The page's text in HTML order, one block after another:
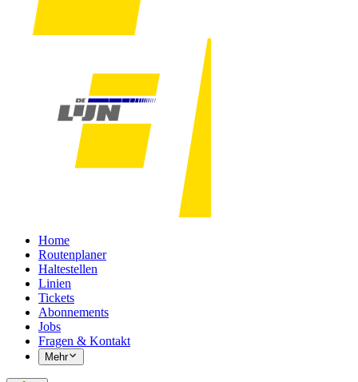
Home
Routenplaner
Haltestellen
Linien
Tickets
Abonnements
Jobs
Fragen & Kontakt
Mehr